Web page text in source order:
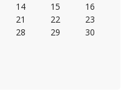
14 15
16
21 22
23
28 29
30